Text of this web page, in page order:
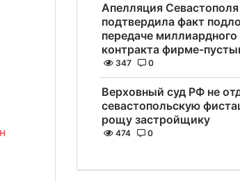
Апелляция Севастополя
подтвердила факт
передаче миллиардного
контракта фирме-
347 0
Верховный суд РФ не
севастопольскую
рощу застройщику
474 0